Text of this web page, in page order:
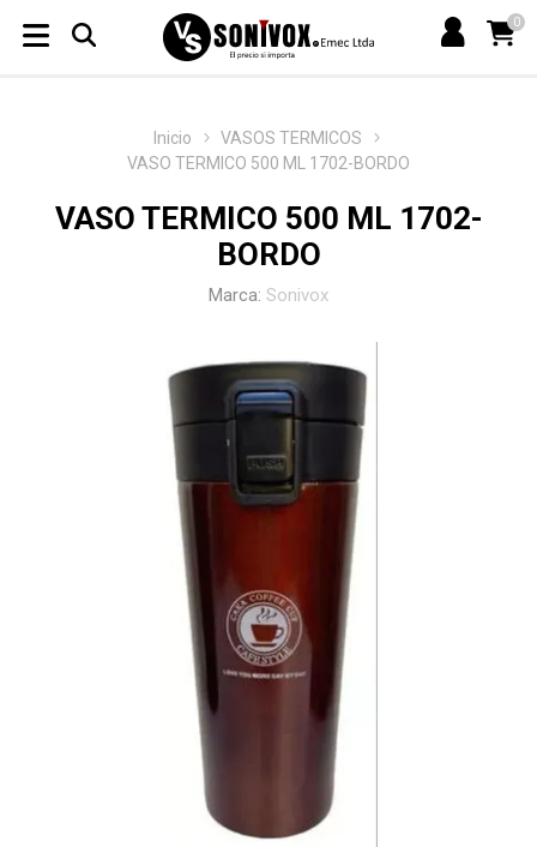
0
Inicio
VASOS TERMICOS
VASO TERMICO 500 ML 1702-BORDO
VASO TERMICO 500 ML 1702-
BORDO
Marca: Sonivox